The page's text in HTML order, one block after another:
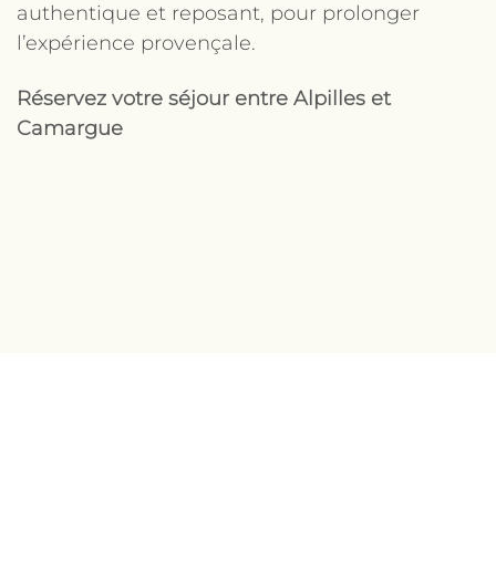
authentique et reposant, pour prolonger
l’expérience provençale.
Réservez votre séjour entre Alpilles et
Camargue